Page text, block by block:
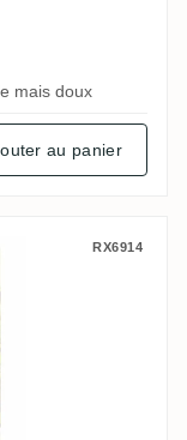
mais doux
au panier
No. 3RX6914